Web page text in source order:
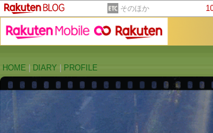
そのほか
HOME
DIARY PROFILE